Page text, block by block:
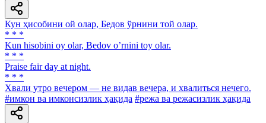
Кун ҳисобини ой олар, Бедов ўрнини той олар.
* * *
Kun hisobini oy olar, Bedov oʼrnini toy olar.
* * *
Praise fair day at night.
* * *
Хвали утро вечером — не видав вечера, и хвалиться нечего.
#имкон ва имконсизлик ҳақида #режа ва режасизлик ҳақида